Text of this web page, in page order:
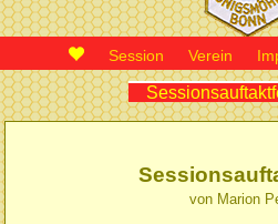
Session Verein
von Marion